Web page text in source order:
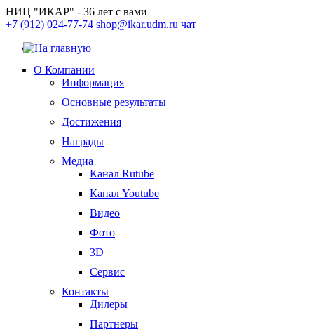
НИЦ "ИКАР" - 36 лет с вами
+7 (912) 024-77-74 shop@ikar.udm.ru чат
О Компании
Информация
Основные результаты
Достижения
Награды
Медиа
Канал Rutube
Канал Youtube
Видео
Фото
3D
Сервис
Контакты
Дилеры
Партнеры